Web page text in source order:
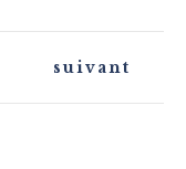
suivant